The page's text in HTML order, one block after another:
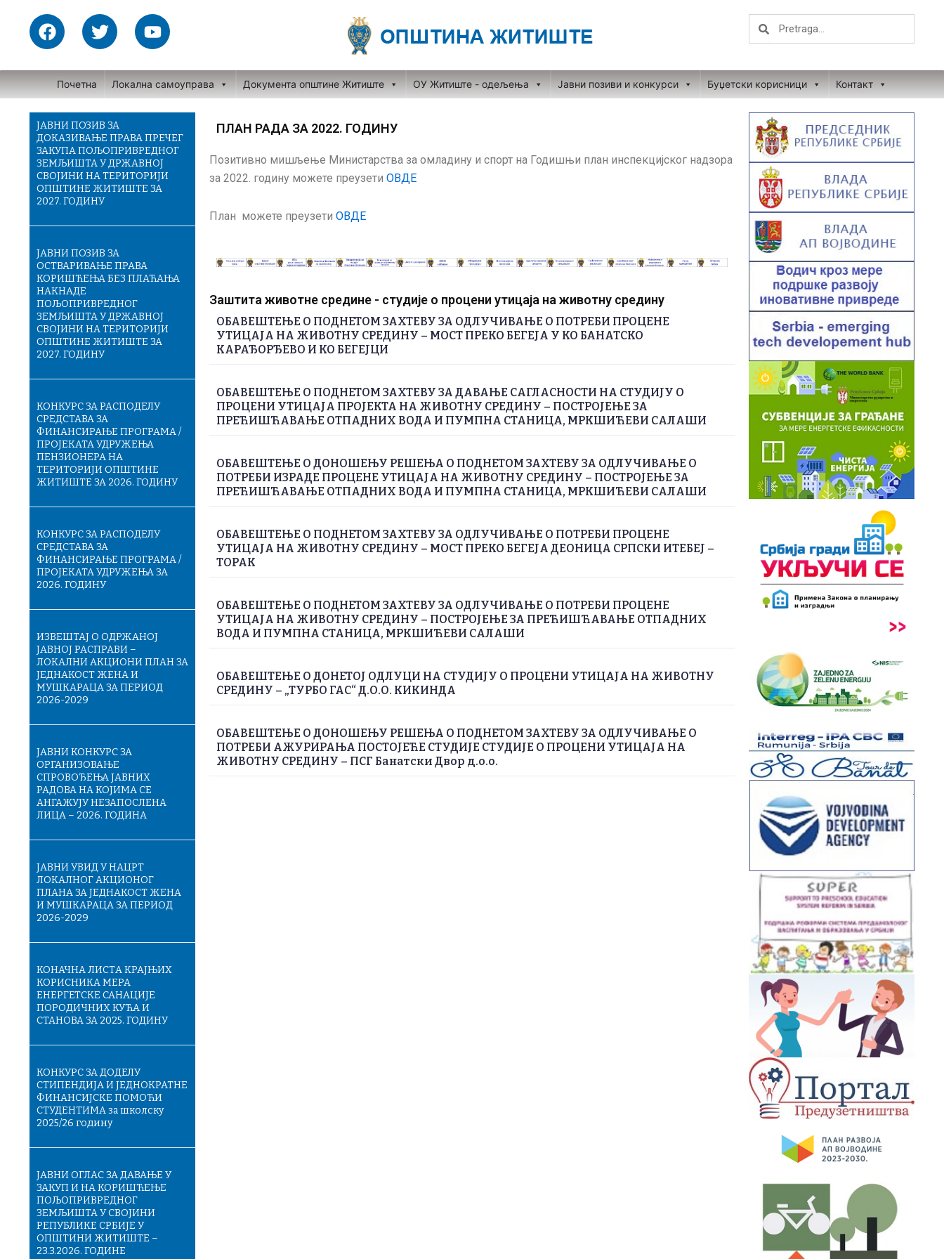
content
F
a
e
b
o
o
k
T
w
t
t
e
r
Y
o
t
u
b
Search
Почетна Локална самоуправа Документа општине Житиште ОУ Житиште - одељења Јавни позиви и конкурси Буџетски корисници Контакт
ЈАВНИ ПОЗИВ ЗА
ДОКАЗИВАЊЕ ПРАВА ПРЕЧЕГ
ЗАКУПА ПОЉОПРИВРЕДНОГ
ЗЕМЉИШТА У ДРЖАВНОЈ
СВОЈИНИ НА ТЕРИТОРИЈИ
ОПШТИНЕ ЖИТИШТЕ ЗА
2027. ГОДИНУ
ЈАВНИ ПОЗИВ ЗА
ОСТВАРИВАЊЕ ПРАВА
КОРИШЋЕЊА БЕЗ ПЛАЋАЊА
НАКНАДЕ
ПОЉОПРИВРЕДНОГ
ЗЕМЉИШТА У ДРЖАВНОЈ
СВОЈИНИ НА ТЕРИТОРИЈИ
ОПШТИНЕ ЖИТИШТЕ ЗА
2027. ГОДИНУ
КОНКУРС ЗА РАСПОДЕЛУ
СРЕДСТАВА ЗА
ФИНАНСИРАЊЕ ПРОГРАМА /
ПРОЈЕКАТА УДРУЖЕЊА
ПЕНЗИОНЕРА НА
ТЕРИТОРИЈИ ОПШТИНЕ
ЖИТИШТЕ ЗА 2026. ГОДИНУ
КОНКУРС ЗА РАСПОДЕЛУ
СРЕДСТАВА ЗА
ФИНАНСИРАЊЕ ПРОГРАМА /
ПРОЈЕКАТА УДРУЖЕЊА ЗА
2026. ГОДИНУ
ИЗВЕШТАЈ О ОДРЖАНОЈ
ЈАВНОЈ РАСПРАВИ –
ЛОКАЛНИ АКЦИОНИ ПЛАН ЗА
ЈЕДНАКОСТ ЖЕНА И
МУШКАРАЦА ЗА ПЕРИОД
2026-2029
ЈАВНИ КОНКУРС ЗА
ОРГАНИЗОВАЊЕ
СПРОВОЂЕЊА ЈАВНИХ
РАДОВА НА КОЈИМА СЕ
АНГАЖУЈУ НЕЗАПОСЛЕНА
ЛИЦА – 2026. ГОДИНА
ЈАВНИ УВИД У НАЦРТ
ЛОКАЛНОГ АКЦИОНОГ
ПЛАНА ЗА ЈЕДНАКОСТ ЖЕНА
И МУШКАРАЦА ЗА ПЕРИОД
2026-2029
КОНАЧНA ЛИСТA КРАЈЊИХ
КОРИСНИКА МЕРА
ЕНЕРГЕТСКЕ САНАЦИЈЕ
ПОРОДИЧНИХ КУЋА И
СТАНОВА ЗА 2025. ГОДИНУ
КОНКУРС ЗА ДОДЕЛУ
СТИПЕНДИЈА И ЈЕДНОКРАТНЕ
ФИНАНСИЈСКЕ ПОМОЋИ
СТУДЕНТИМА за школску
2025/26 годину
ЈАВНИ ОГЛАС ЗА ДАВАЊЕ У
ЗАКУП И НА КОРИШЋЕЊЕ
ПОЉОПРИВРЕДНОГ
ЗЕМЉИШТА У СВОЈИНИ
РЕПУБЛИКЕ СРБИЈЕ У
ОПШТИНИ ЖИТИШТЕ –
23.3.2026. ГОДИНЕ
ПЛАН РАДА ЗА 2022. ГОДИНУ
Позитивно мишљење Министарства за омладину и спорт на Годишњи план инспекцијског надзора
за 2022. годину можете преузети ОВДЕ
План можете преузети ОВДЕ
Заштита животне средине - студије о процени утицаја на животну средину
ОБАВЕШТЕЊЕ О ПОДНЕТОМ ЗАХТЕВУ ЗА ОДЛУЧИВАЊЕ О ПОТРЕБИ ПРОЦЕНЕ
УТИЦАЈА НА ЖИВОТНУ СРЕДИНУ – МОСТ ПРЕКО БЕГЕЈА У КО БАНАТСКО
КАРАЂОРЂЕВО И КО БЕГЕЈЦИ
ОБАВЕШТЕЊЕ О ПОДНЕТОМ ЗАХТЕВУ ЗА ДАВАЊЕ САГЛАСНОСТИ НА СТУДИЈУ О
ПРОЦЕНИ УТИЦАЈА ПРОЈЕКТА НА ЖИВОТНУ СРЕДИНУ – ПОСТРОЈЕЊЕ ЗА
ПРЕЋИШЋАВАЊЕ ОТПАДНИХ ВОДА И ПУМПНА СТАНИЦА, МРКШИЋЕВИ САЛАШИ
ОБАВЕШТЕЊЕ О ДОНОШЕЊУ РЕШЕЊА О ПОДНЕТОМ ЗАХТЕВУ ЗА ОДЛУЧИВАЊЕ О
ПОТРЕБИ ИЗРАДЕ ПРОЦЕНЕ УТИЦАЈА НА ЖИВОТНУ СРЕДИНУ – ПОСТРОЈЕЊЕ ЗА
ПРЕЋИШЋАВАЊЕ ОТПАДНИХ ВОДА И ПУМПНА СТАНИЦА, МРКШИЋЕВИ САЛАШИ
ОБАВЕШТЕЊЕ О ПОДНЕТОМ ЗАХТЕВУ ЗА ОДЛУЧИВАЊЕ О ПОТРЕБИ ПРОЦЕНЕ
УТИЦАЈА НА ЖИВОТНУ СРЕДИНУ – МОСТ ПРЕКО БЕГЕЈА ДЕОНИЦА СРПСКИ ИТЕБЕЈ –
ТОРАК
ОБАВЕШТЕЊЕ О ПОДНЕТОМ ЗАХТЕВУ ЗА ОДЛУЧИВАЊЕ О ПОТРЕБИ ПРОЦЕНЕ
УТИЦАЈА НА ЖИВОТНУ СРЕДИНУ – ПОСТРОЈЕЊЕ ЗА ПРЕЋИШЋАВАЊЕ ОТПАДНИХ
ВОДА И ПУМПНА СТАНИЦА, МРКШИЋЕВИ САЛАШИ
ОБАВЕШТЕЊЕ О ДОНЕТОЈ ОДЛУЦИ НА СТУДИЈУ О ПРОЦЕНИ УТИЦАЈА НА ЖИВОТНУ
СРЕДИНУ – „ТУРБО ГАС“ Д.О.О. КИКИНДА
ОБАВЕШТЕЊЕ О ДОНОШЕЊУ РЕШЕЊА О ПОДНЕТОМ ЗАХТЕВУ ЗА ОДЛУЧИВАЊЕ О
ПОТРЕБИ АЖУРИРАЊА ПОСТОЈЕЋЕ СТУДИЈЕ СТУДИЈЕ О ПРОЦЕНИ УТИЦАЈА НА
ЖИВОТНУ СРЕДИНУ – ПСГ Банатски Двор д.о.о.